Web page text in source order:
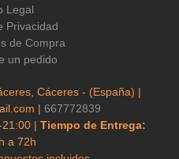
Legal
Privacidad
de Compra
un pedido
Cáceres - (España) |
| 667772839
| Tiempo de Entrega:
a 72h